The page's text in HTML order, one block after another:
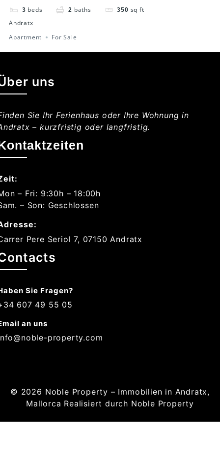
3 beds 2 baths 350 sq ft
Andratx
Apartment
For Sale
uns
Sie Ihr Ferienhaus oder Ihre Wohnung in
– kurzfristig oder langfristig.
– Fri: 9:30h – 18:00h
– Son: Geschlossen
Pere Seriol 7, 07150 Andratx
Sie Fragen?
607 49 55 05
an uns
property.com
© 2026 Noble Property – Immobilien in Andratx,
Mallorca Realisiert durch Noble Property